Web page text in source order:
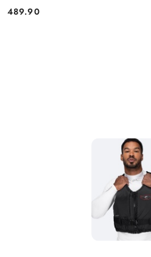
Cena:
489.90